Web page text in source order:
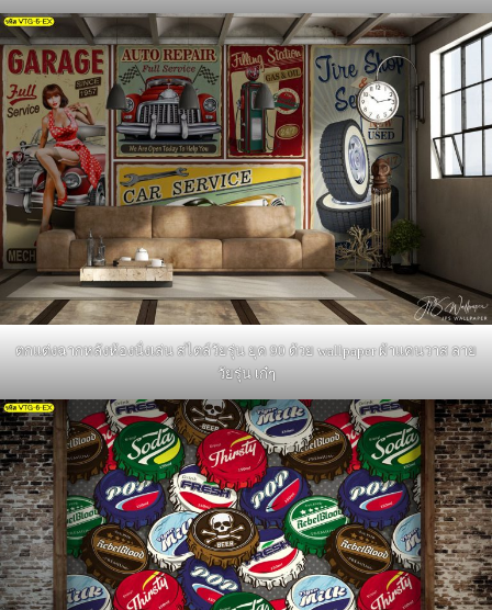
ตกแต่งฉากหลังห้องนั่งเล่น สไตล์วัยรุ่น ยุค 90 ด้วย wallpaper ผ้าแคนวาส ลาย
วัยรุ่น เก๋ๆ